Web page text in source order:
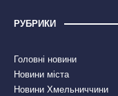
РУБРИКИ
Головні новини
Новини міста
Новини Хмельниччини